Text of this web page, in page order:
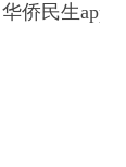
华侨民生app